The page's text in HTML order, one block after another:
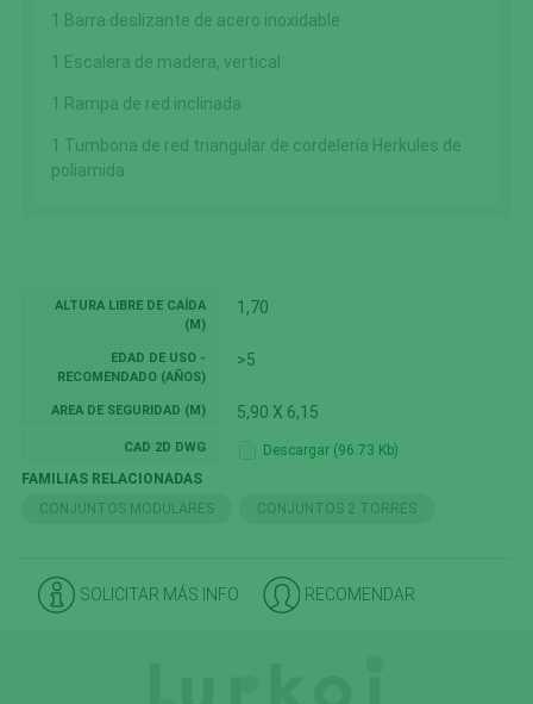
1 Barra deslizante de acero inoxidable
1 Escalera de madera, vertical
1 Rampa de red inclinada
1 Tumbona de red triangular de cordelería Herkules de
poliamida
ALTURA LIBRE DE CAÍDA
(M)
1,70
EDAD DE USO -
RECOMENDADO (AÑOS)
>5
AREA DE SEGURIDAD (M) 5,90 X 6,15
CAD 2D DWG
Descargar (96.73 Kb)
FAMILIAS RELACIONADAS
CONJUNTOS MODULARES
CONJUNTOS 2 TORRES
SOLICITAR MÁS INFO RECOMENDAR